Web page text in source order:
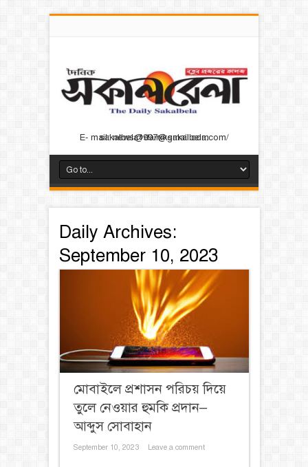
E- mail: news@dainiksakalbela.com/ sakalbela1997@gmail.com
Daily Archives:
September 10, 2023
মোবাইলে প্রশাসন পরিচয় দিয়ে
তুলে নেওয়ার হুমকি প্রদান–
আব্দুস সোবাহান
September 10, 2023 Leave a comment